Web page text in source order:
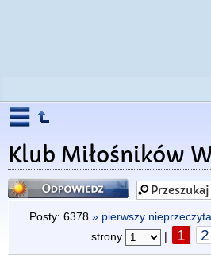
Klub Miłośników
Odpowiedz
Posty: 6378 » pierwszy
strony
| 1 2